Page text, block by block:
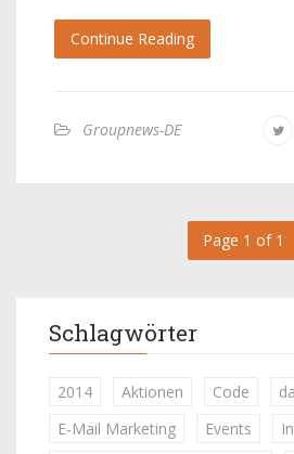
Continue Reading
Groupnews-DE
Page 1 of 1
Schlagwörter
2014 Aktionen Code
E-Mail Marketing
Events